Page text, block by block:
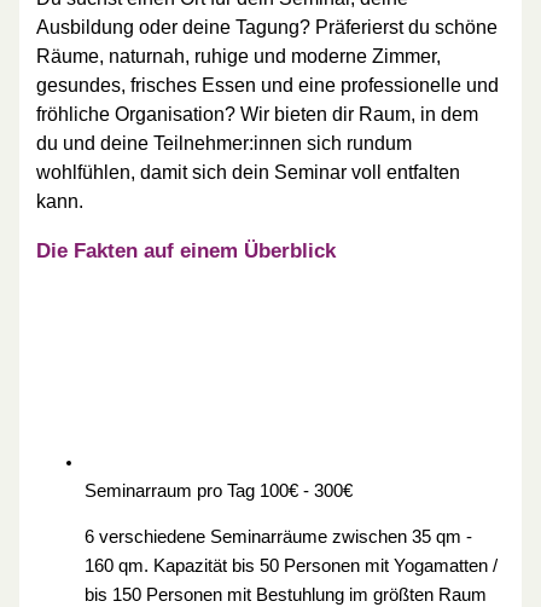
Ausbildung oder deine Tagung? Präferierst du schöne
Räume, naturnah, ruhige und moderne Zimmer,
gesundes, frisches Essen und eine professionelle und
fröhliche Organisation? Wir bieten dir Raum, in dem
du und deine Teilnehmer:innen sich rundum
wohlfühlen, damit sich dein Seminar voll entfalten
kann.
Die Fakten auf einem Überblick
Seminarraum pro Tag 100€ - 300€
6 verschiedene Seminarräume zwischen 35 qm -
160 qm. Kapazität bis 50 Personen mit Yogamatten /
bis 150 Personen mit Bestuhlung im größten Raum